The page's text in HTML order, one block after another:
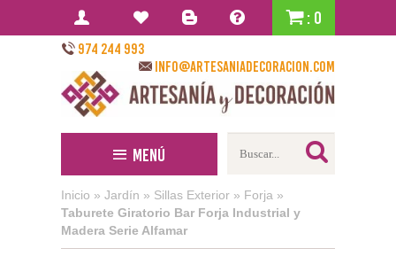
: 0
974 244 993
info@artesaniadecoracion.com
Menú
Inicio » Jardín » Sillas Exterior » Forja »
Taburete Giratorio Bar Forja Industrial y
Madera Serie Alfamar